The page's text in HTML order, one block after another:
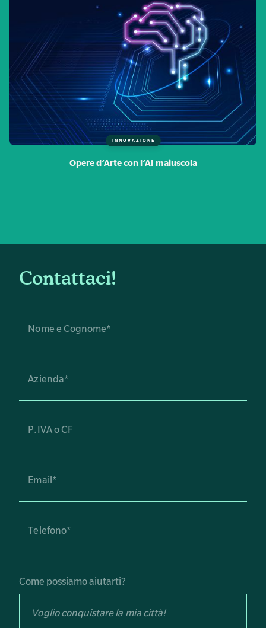
INNOVAZIONE
Opere d’Arte con l’AI maiuscola
Contattaci!
Come possiamo aiutarti?